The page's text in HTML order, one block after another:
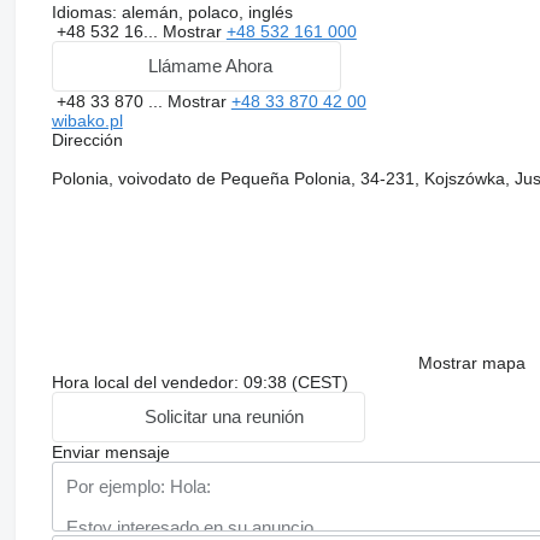
Idiomas: alemán, polaco, inglés
+48 532 16... Mostrar +48 532 161 000
Llámame Ahora
+48 33 870 ... Mostrar +48 33 870 42 00
wibako.pl
Dirección
Polonia, voivodato de Pequeña Polonia, 34-231, Kojszówka,
Mostrar mapa
Hora local del vendedor: 09:38 (CEST)
Solicitar una reunión
Enviar mensaje